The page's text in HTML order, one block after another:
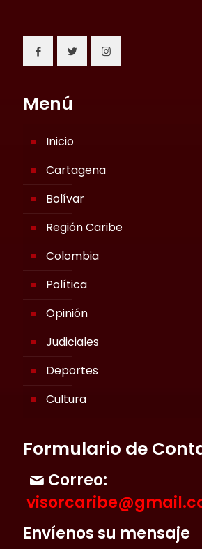
Menú
Inicio
Cartagena
Bolívar
Región Caribe
Colombia
Política
Opinión
Judiciales
Deportes
Cultura
Formulario de
Correo:
Envíenos su mensaje